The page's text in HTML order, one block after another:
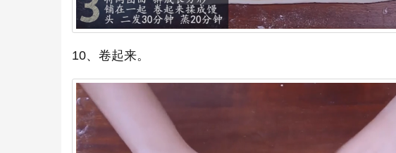
10、卷起来。